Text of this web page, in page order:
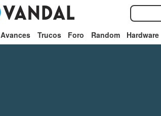
Avances Trucos Foro Random Hardware